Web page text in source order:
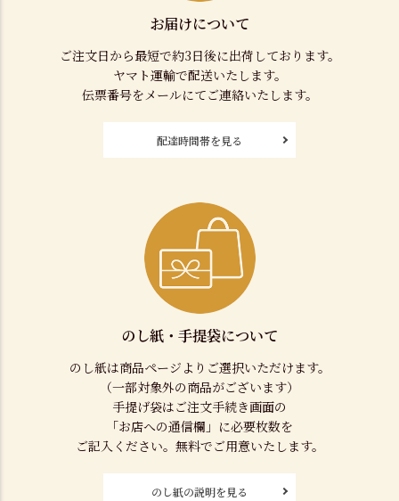
お届けについて
ご注文日から最短で約3日後に出荷しております。
ヤマト運輸で配送いたします。
伝票番号をメールにてご連絡いたします。
配達時間帯を見る
のし紙・手提袋について
のし紙は商品ページよりご選択いただけます。
（一部対象外の商品がございます）
手提げ袋はご注文手続き画面の
「お店への通信欄」に必要枚数を
ご記入ください。無料でご用意いたします。
のし紙の説明を見る